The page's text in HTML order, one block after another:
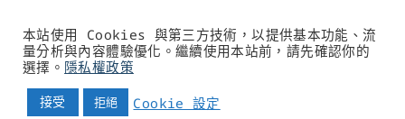
問題
© 2021 - 黃油叔的黃油情報 All rights reserved
申請友站
商務合作 隱私權政策
本站使用 Cookies 與第三方技術，以提供基本功能、流
量分析與內容體驗優化。繼續使用本站前，請先確認你的
選擇。 隱私權政策
接受 拒絕 Cookie 設定